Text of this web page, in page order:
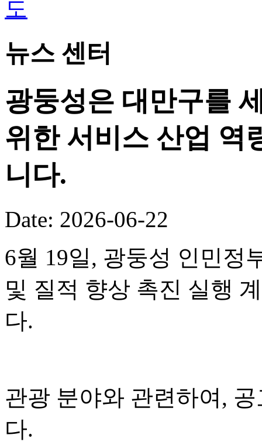
뉴스 센터
광둥성은 대만구를
위한 서비스 산업 역
니다.
Date: 2026-06-22
6월 19일, 광둥성 인민정
및 질적 향상 촉진 실행
다.
관광 분야와 관련하여,
다.